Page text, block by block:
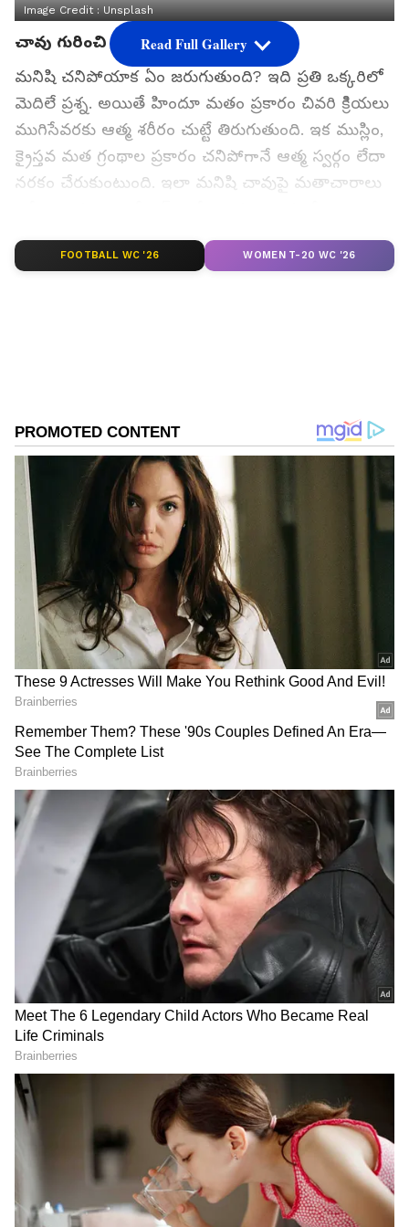
Image Credit :Unsplash
చావు గురించి వింత నిజాలు...
మనిషి చనిపోయాక ఏం జరుగుతుంది? ఇది ప్రతి ఒక్కరిలో
మెదిలే ప్రశ్న. అయితే హిందూ మతం ప్రకారం చివరి క్రిియలు
ముగిసేవరకు ఆత్మ శరీరం చుట్టే తిరుగుతుంది. ఇక ముస్లిం,
క్రైస్తవ మత గ్రంథాల ప్రకారం చనిపోగానే ఆత్మ స్వర్గం లేదా
నరకం చేరుకుంటుంది. ఇలా మనిషి చావుపై మతాచారాలు
ఉన్నాయి. దీంతో కన్ఫ్యూజన్ కొనసాగుతోంది.
అయితే చావు అంచుల వరకు వెళ్లి వచ్చిన వాళ్లు చెప్పే
గూగుల్‌లో ఆసక్తికరమైన సమాచారం కోసం ఏసియానెట్ తెలుగు
ను మీ ఫ్రిఫర్డ్ సోర్స్ గా ఎంచుకోండి
2
Image Credit : Gemini AI
మనిషి చనిపోయాక ఏం జరుగుతుంది?
శరీరం నుండి బయటకు రావడం
చాలామంది తాము పడుకున్న బెడ్‌ను, తమకు ట్రీట్‌మెంట్
ఇస్తున్న డాక్టర్లను పైనుంచి చూసినట్లు చెబుతారు.
ఉదాహరణకు హార్ట్ సర్జరీ టైంలో స్పృహలో లేని చాలామంది
పేషెంట్లు, తమ శరీరాన్ని వదిలి బయటకు వచ్చి, రూమ్‌లో
జరిగిన సంభాషణలను కరెక్ట్‌గా గుర్తుపెట్టుకున్నారని కొన్ని
స్టడీస్ చెబుతున్నాయి.
2. చావు భయం పోవడం
Read Full Gallery
FOOTBALL WC '26 WOMEN T-20 WC '26